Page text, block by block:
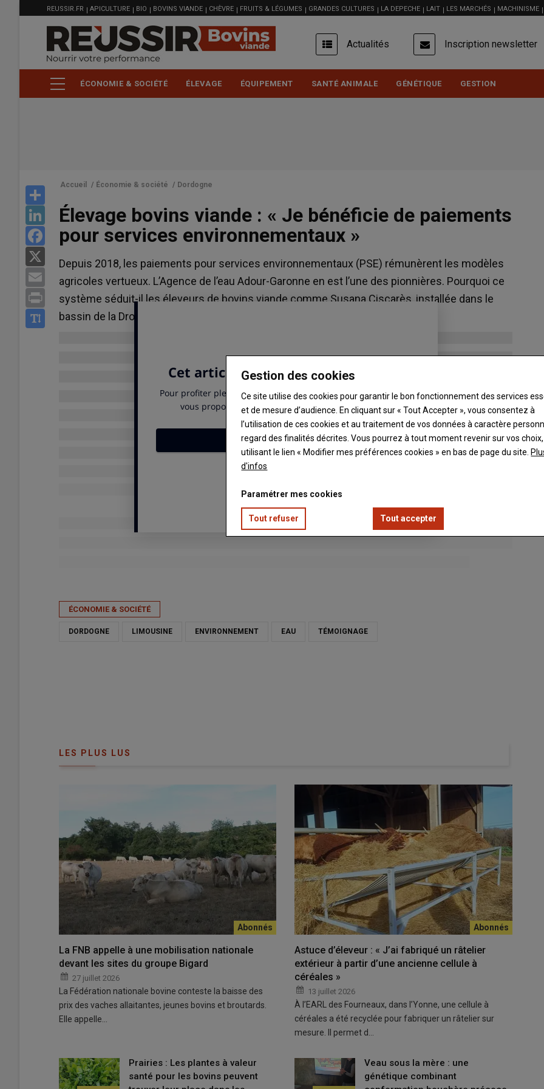
MENU
FILIÈRE
REUSSIR.FR APICULTURE BIO BOVINS VIANDE CHÈVRE FRUITS & LÉGUMES GRANDES CULTURES LA DEPECHE LAIT LES MARCHÉS MACHINISME
USER
ACCOUNT
MENU
Actualités Inscription newsletter
ÉCONOMIE & SOCIÉTÉ ÉLEVAGE ÉQUIPEMENT SANTÉ ANIMALE GÉNÉTIQUE GESTION
LinkedIn
Facebook
Email
Print
Accueil / Économie & société / Dordogne
Élevage bovins viande : « Je bénéficie de paiements
pour services environnementaux »
Depuis 2018, les paiements pour services environnementaux (PSE) rémunèrent les modèles
agricoles vertueux. L’Agence de l’eau Adour-Garonne en est l’une des pionnières. Pourquoi ce
système séduit-il les éleveurs de bovins viande comme Susana Ciscarès, installée dans le
bassin de la Dronne ?
Susana Ciscares : « Avec les PSE, je n’ai pas d’enregistrement supplémentaire à faire par rapport à ma conduite
d’exploitation. »
Susana Ciscarès, éleveuse de dans le Périgord vert enDordogne
agroenvironnementales(MAE) de la PAC depuis 2019. Elle privilégie les paiements pour services
environnementaux(PSE) depuis leur mise en place en 2018 dans le bassin-versant de la Dronne.
Il n’est pas possible de cumuler les deux dispositifs, et l’éleveuse y trouve un avantage financier et moins de
« Pour les MAE, il fallait que j’engage mon exploitation avec des parcelles cibles et donc
d’exploitation classique. »Résultat, alors qu’elle cumulait 7 500 euros par an avec les MAE de la PAC, elle a atteint
8 600 euros en 2024 avec lesPSE. Susana Ciscarès n’a changé aucune de ses pratiques et atteignait déjà le maximum
ÉCONOMIE & SOCIÉTÉ
DORDOGNE LIMOUSINE ENVIRONNEMENT EAU TÉMOIGNAGE
LES PLUS LUS
La FNB appelle à une mobilisation nationale
devant les sites du groupe Bigard
27 juillet 2026
La Fédération nationale bovine conteste la baisse des
prix des vaches allaitantes, jeunes bovins et broutards.
Elle appelle…
Astuce d’éleveur : « J’ai fabriqué un râtelier
extérieur à partir d’une ancienne cellule à
céréales »
13 juillet 2026
À l’EARL des Fourneaux, dans l’Yonne, une cellule à
céréales a été recyclée pour fabriquer un râtelier sur
mesure. Il permet d…
Prairies : Les plantes à valeur
santé pour les bovins peuvent
Veau sous la mère : une
génétique combinant
Gestion des cookies
Ce site utilise des cookies pour garantir le bon fonctionnement des services
et de mesure d’audience. En cliquant sur « Tout Accepter », vous consentez à
l’utilisation de ces cookies et au traitement de vos données à caractère
regard des finalités décrites. Vous pourrez à tout moment revenir sur vos
utilisant le lien « Modifier mes préférences cookies » en bas de page du site.
d'infos
Paramétrer mes cookies
Tout refuser Tout accepter